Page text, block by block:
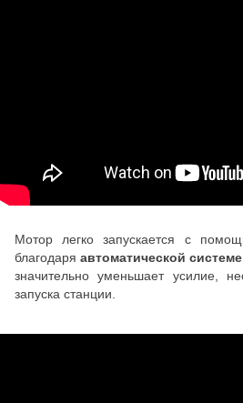
Мотор легко запускается с
благодаря автоматической
значительно уменьшает усилие,
запуска станции.